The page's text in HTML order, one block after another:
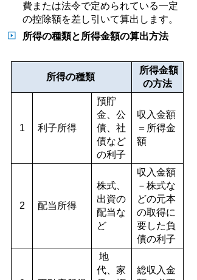
費または法令で定められている一定
の控除額を差し引いて算出します。
所得の種類と所得金額の算出方法
所得の種類
所得金額
の方法
1 利子所得
預貯
金、公
債、社
債など
の利子
収入金額
＝所得金
額
2 配当所得
株式、
出資の
配当な
ど
収入金額
－株式な
どの元本
の取得に
要した負
債の利子
地
代、家
総収入金